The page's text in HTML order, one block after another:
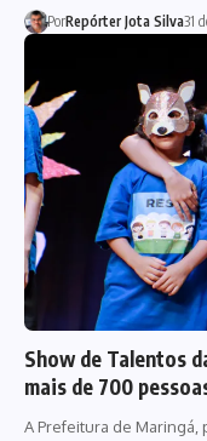
PorRepórter Jota Silva31
Show de Talentos
mais de 700
A Prefeitura de Maringá,